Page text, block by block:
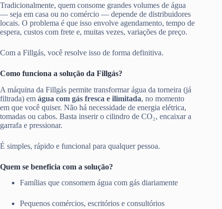
Tradicionalmente, quem consome grandes volumes de água
— seja em casa ou no comércio — depende de distribuidores
locais. O problema é que isso envolve agendamento, tempo de
espera, custos com frete e, muitas vezes, variações de preço.
Com a Fillgás, você resolve isso de forma definitiva.
Como funciona a solução da Fillgás?
A máquina da Fillgás permite transformar água da torneira (já
filtrada) em água com gás fresca e ilimitada, no momento
em que você quiser. Não há necessidade de energia elétrica,
tomadas ou cabos. Basta inserir o cilindro de CO₂, encaixar a
garrafa e pressionar.
É simples, rápido e funcional para qualquer pessoa.
Quem se beneficia com a solução?
Famílias que consomem água com gás diariamente
Pequenos comércios, escritórios e consultórios